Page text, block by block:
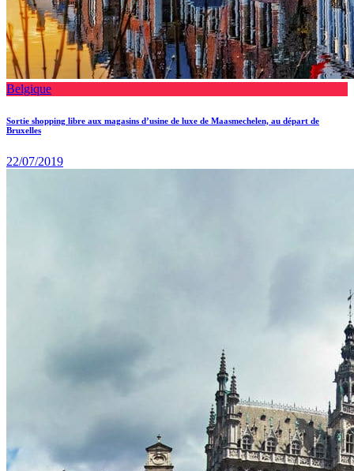
Belgique
Sortie shopping libre aux magasins d’usine de luxe de Maasmechelen, au départ de
Bruxelles
22/07/2019